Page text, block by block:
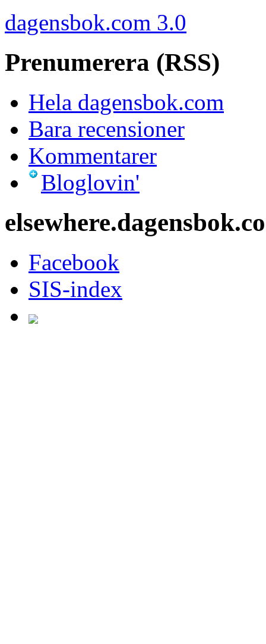
dagensbok.com 3.0
Prenumerera (RSS)
Hela dagensbok.com
Bara recensioner
Kommentarer
Bloglovin'
Facebook
SIS-index